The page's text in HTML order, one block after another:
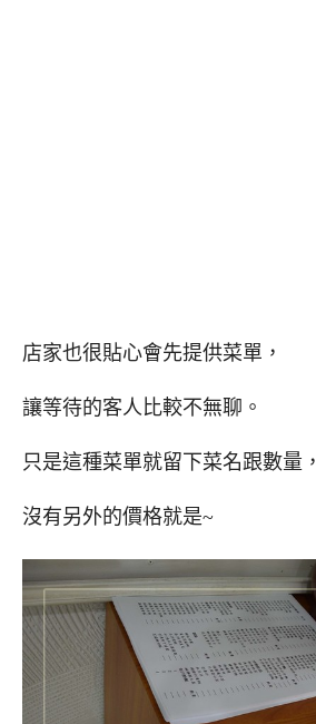
店家也很貼心會先提供菜單，
讓等待的客人比較不無聊。
只是這種菜單就留下菜名跟數量，
沒有另外的價格就是~